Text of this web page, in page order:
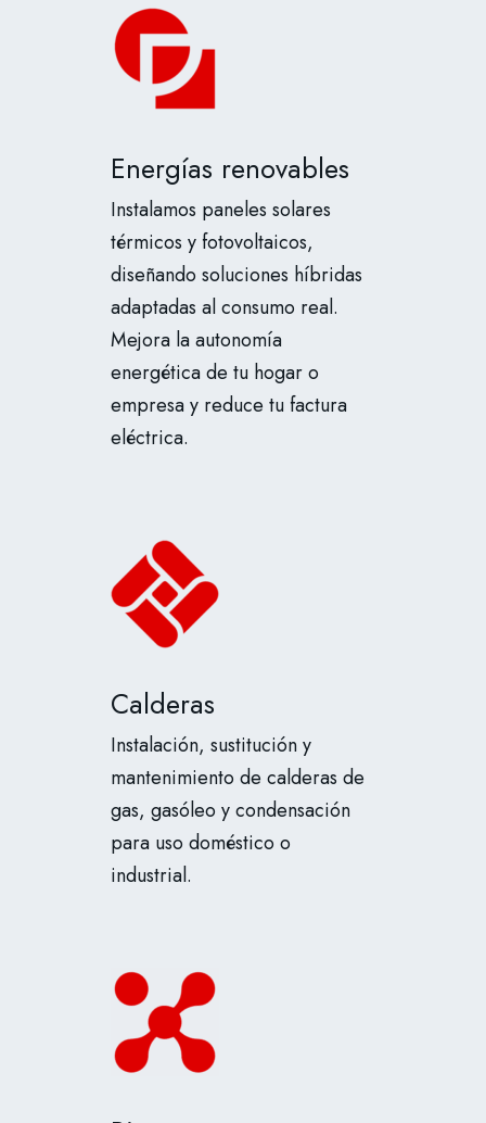
Energías renovables
Instalamos paneles solares
térmicos y fotovoltaicos,
diseñando soluciones híbridas
adaptadas al consumo real.
Mejora la autonomía
energética de tu hogar o
empresa y reduce tu factura
eléctrica.
Calderas
Instalación, sustitución y
mantenimiento de calderas de
gas, gasóleo y condensación
para uso doméstico o
industrial.